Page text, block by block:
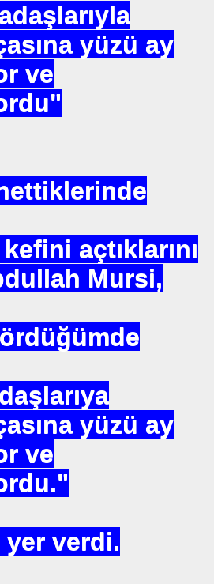
yüzü ay
ve
açtıklarını
Mursi,
yüzü ay
ve
verdi.
EYYUBİ. ISTANBULUN
OKUTAN .